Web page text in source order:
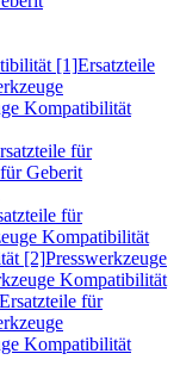
[1]Ersatzteile
Kompatibilität
für
Geberit
für
Kompatibilität
[2]Presswerkzeuge
Kompatibilität
Ersatzteile für
Kompatibilität